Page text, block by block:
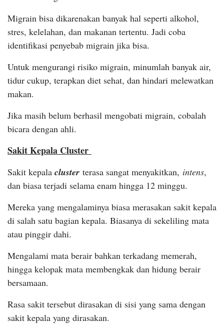
Migrain bisa dikarenakan banyak hal seperti alkohol,
stres, kelelahan, dan makanan tertentu. Jadi coba
identifikasi penyebab migrain jika bisa.
Untuk mengurangi risiko migrain, minumlah banyak air,
tidur cukup, terapkan diet sehat, dan hindari melewatkan
makan.
Jika masih belum berhasil mengobati migrain, cobalah
bicara dengan ahli.
Sakit Kepala Cluster
Sakit kepala cluster terasa sangat menyakitkan, intens,
dan biasa terjadi selama enam hingga 12 minggu.
Mereka yang mengalaminya biasa merasakan sakit kepala
di salah satu bagian kepala. Biasanya di sekeliling mata
atau pinggir dahi.
Mengalami mata berair bahkan terkadang memerah,
hingga kelopak mata membengkak dan hidung berair
bersamaan.
Rasa sakit tersebut dirasakan di sisi yang sama dengan
sakit kepala yang dirasakan.